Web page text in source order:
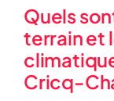
Quels
terrain et
Cricq-